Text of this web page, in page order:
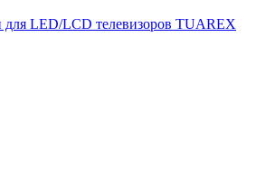
LED/LCD телевизоров TUAREX